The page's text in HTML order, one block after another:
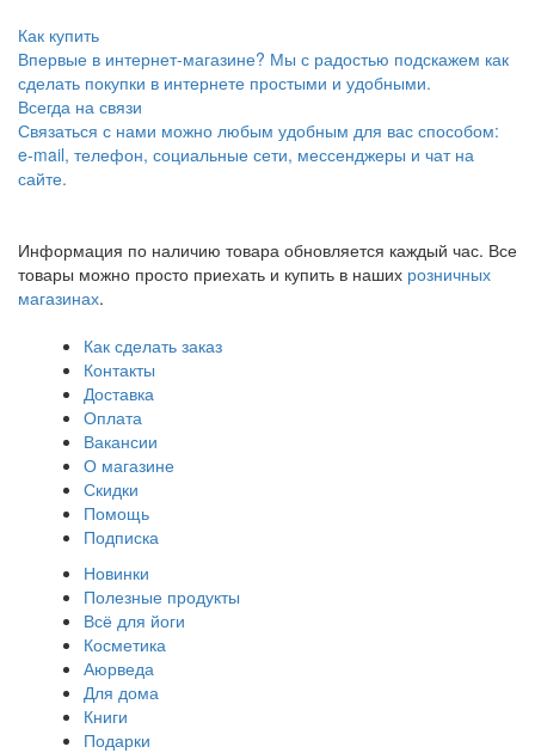
Как купить
Впервые в интернет-магазине? Мы с радостью подскажем как
сделать покупки в интернете простыми и удобными.
Всегда на связи
Связаться с нами можно любым удобным для вас способом:
e-mail, телефон, социальные сети, мессенджеры и чат на
сайте.
Информация по наличию товара обновляется каждый час. Все
товары можно просто приехать и купить в наших розничных
магазинах.
Как сделать заказ
Контакты
Доставка
Оплата
Вакансии
О магазине
Скидки
Помощь
Подписка
Новинки
Полезные продукты
Всё для йоги
Косметика
Аюрведа
Для дома
Книги
Подарки